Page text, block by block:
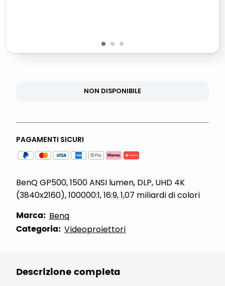
1 2 3
NON DISPONIBILE
PAGAMENTI SICURI
BenQ GP500, 1500 ANSI lumen, DLP, UHD 4K
(3840x2160), 100000:1, 16:9, 1,07 miliardi di colori
Marca: Benq
Categoria: Videoproiettori
Descrizione completa